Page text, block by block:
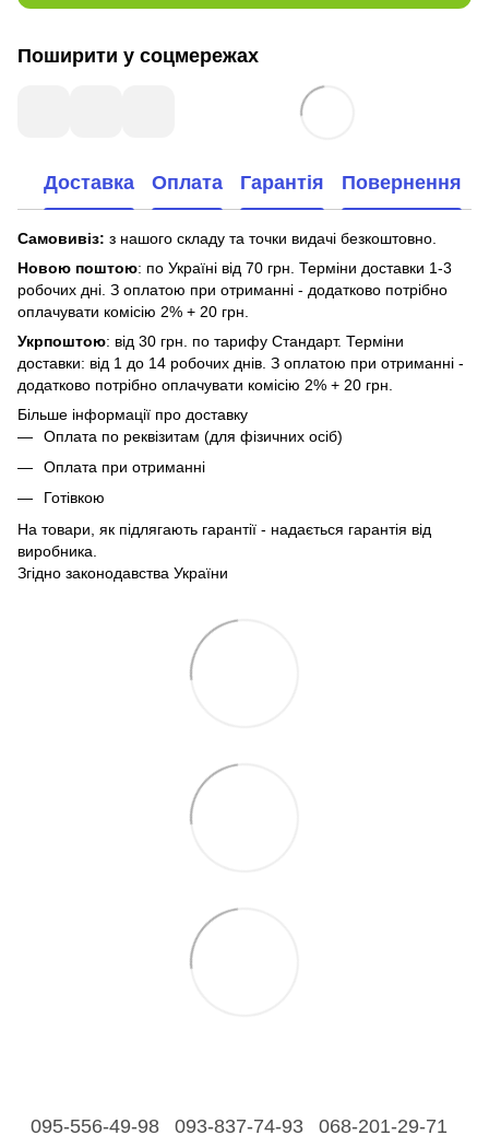
Поширити у соцмережах
Доставка Оплата Гарантія Повернення
Самовивіз: з нашого складу та точки видачі безкоштовно.
Новою поштою: по Україні від 70 грн. Терміни доставки 1-3
робочих дні. З оплатою при отриманні - додатково потрібно
оплачувати комісію 2% + 20 грн.
Укрпоштою: від 30 грн. по тарифу Стандарт. Терміни
доставки: від 1 до 14 робочих днів. З оплатою при отриманні -
додатково потрібно оплачувати комісію 2% + 20 грн.
Більше інформації про доставку
Оплата по реквізитам (для фізичних осіб)
Оплата при отриманні
Готівкою
На товари, як підлягають гарантії - надається гарантія від
виробника.
Згідно законодавства України
095-556-49-98 093-837-74-93 068-201-29-71